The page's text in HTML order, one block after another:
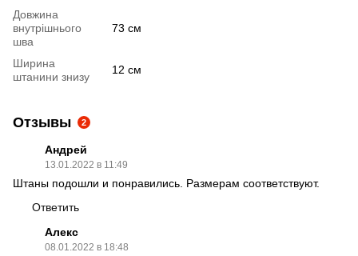
Довжина
внутрішнього
шва
73 см
Ширина
штанини знизу
12 см
Отзывы 2
Андрей
13.01.2022 в 11:49
Штаны подошли и понравились. Размерам соответствуют.
Ответить
Алекс
08.01.2022 в 18:48